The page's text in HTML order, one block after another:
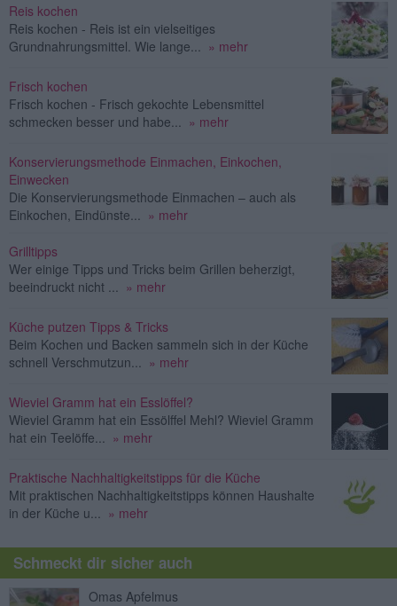
Reis kochen
Reis kochen - Reis ist ein vielseitiges
Grundnahrungsmittel. Wie lange...
» mehr
Frisch kochen
Frisch kochen - Frisch gekochte Lebensmittel
schmecken besser und habe...
» mehr
Konservierungsmethode Einmachen, Einkochen,
Einwecken
Die Konservierungsmethode Einmachen – auch als
Einkochen, Eindünste...
» mehr
Grilltipps
Wer einige Tipps und Tricks beim Grillen beherzigt,
beeindruckt nicht ...
» mehr
Küche putzen Tipps & Tricks
Beim Kochen und Backen sammeln sich in der Küche
schnell Verschmutzun...
» mehr
Wieviel Gramm hat ein Esslöffel?
Wieviel Gramm hat ein Essölffel Mehl? Wieviel Gramm
hat ein Teelöffe...
» mehr
Praktische Nachhaltigkeitstipps für die Küche
Mit praktischen Nachhaltigkeitstipps können Haushalte
in der Küche u...
» mehr
Schmeckt dir sicher auch
Omas Apfelmus